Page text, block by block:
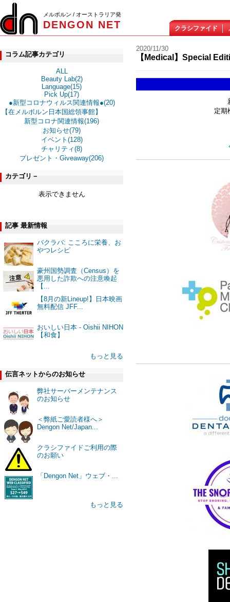
メルボルン / オーストラリア発
DENGON NET クラシファイド
コラム記事カテゴリ
ALL
Beauty Lab(2)
Language(15)
Pick Up(17)
●新型コロナウィルス関連情報●(20)
【在メルボルン日本国総領事館】
新型コロナ関連情報(196)
お知らせ(79)
イベント(128)
チャリティ(8)
プレゼント・Giveaway(206)
カテゴリ－
表示できません
記事 最新情報
バクラバ: こころに栄養、お
やつレシピ
豪州国勢調査（Census）を
悪用した詐欺への注意喚起
【...
【8月の新Lineup!】日本映画
無料配信 JFF...
おいしい日本 - Oishii NIHON
【和食】
もっと見る
伝言ネットからのお知らせ
弊社サーバーメンテナンス
のお知らせ
＜弊紙ご愛読者様へ＞
Dengon Net/Japan...
クラシファイドご利用の際
のお願い
「Dengon Net」ウェブ・...
もっと見る
2020/11/30
【Medical】Special
定期